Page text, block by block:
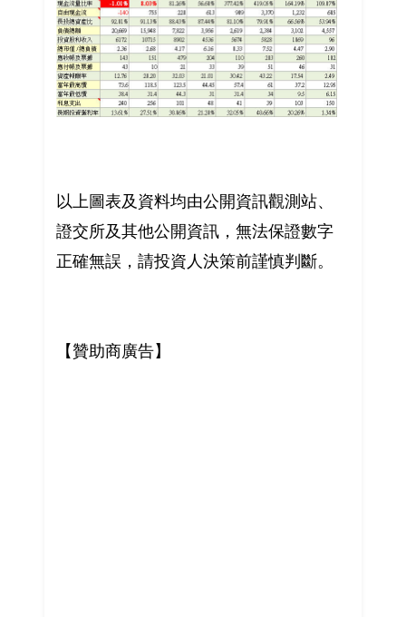
以上圖表及資料均由公開資訊觀測站、
證交所及其他公開資訊，無法保證數字
正確無誤，請投資人決策前謹慎判斷。
【贊助商廣告】